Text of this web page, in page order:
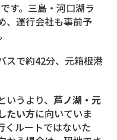
す。三島・河口湖ラ
、運行会社も事前予
スで約42分、元箱根港
うより、 芦ノ湖・元
たい方に向いていま
くルートではないた